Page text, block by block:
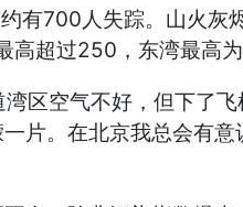
700人失踪。山火灰
高超过250，东湾最高为
空气不好，但下了飞
片。在北京我总会有